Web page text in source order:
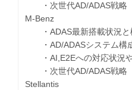
・次世代AD/ADAS戦略
M-Benz
・ADAS最新搭載状況と
・AD/ADASシステム構
・AI,E2Eへの対応状況
・次世代AD/ADAS戦略
Stellantis